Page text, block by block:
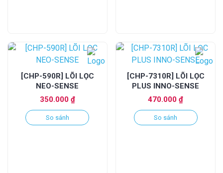
[CHP-590R] LÕI LỌC
NEO-SENSE
350.000 ₫
So sánh
[CHP-7310R] LÕI LỌC
PLUS INNO-SENSE
470.000₫
So sánh